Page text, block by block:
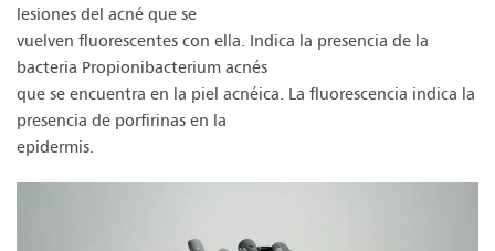
lesiones del acné que se
vuelven fluorescentes con ella. Indica la presencia de la
bacteria Propionibacterium acnés
que se encuentra en la piel acnéica. La fluorescencia indica la
presencia de porfirinas en la
epidermis.